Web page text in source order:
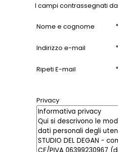
I campi contrassegnati
Nome e cognome *
Indirizzo e-mail *
Ripeti E-mail *
Privacy